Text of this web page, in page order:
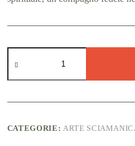
Tamburo
sciamanico
stile
quantità
CATEGORIE: ARTE